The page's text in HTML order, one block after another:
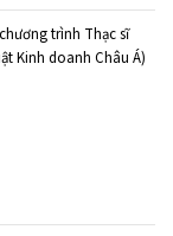
trình Thạc sĩ
Kinh doanh Châu Á)